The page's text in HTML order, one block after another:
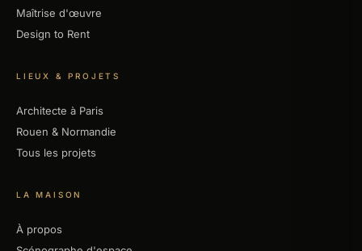
Maîtrise d'œuvre
Design to Rent
LIEUX & PROJETS
Architecte à Paris
Rouen & Normandie
Tous les projets
LA MAISON
À propos